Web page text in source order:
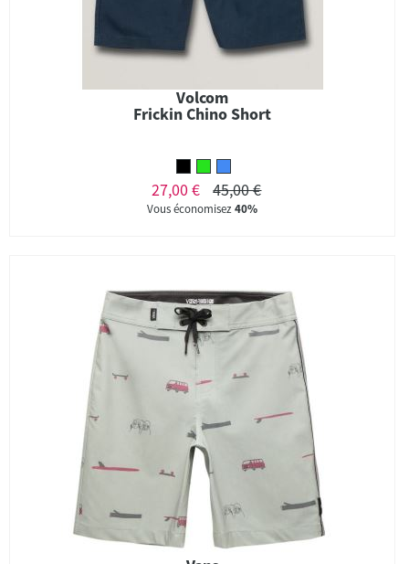
Volcom
Frickin Chino Short
27,00 € 45,00 €
Vous économisez40%